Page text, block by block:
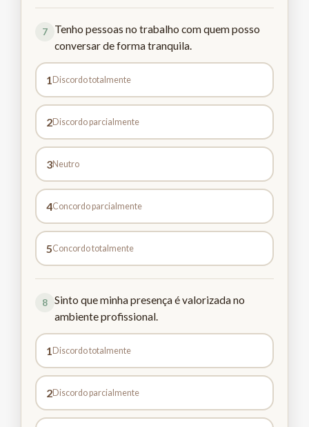
7
Tenho pessoas no trabalho com quem posso
conversar de forma tranquila.
1 Discordo totalmente
2Discordo parcialmente
3Neutro
4Concordo parcialmente
5Concordo totalmente
8
Sinto que minha presença é valorizada no
ambiente profissional.
1 Discordo totalmente
2Discordo parcialmente